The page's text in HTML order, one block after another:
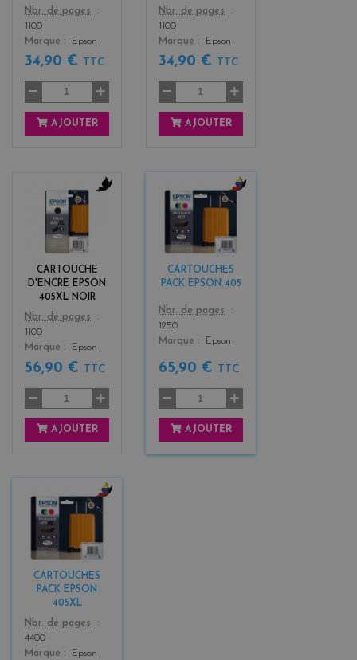
Color
Nbr. de pages
1100
Marque
Epson
34,90 € TTC
AJOUTER
Color
Nbr. de pages
1100
Marque
Epson
34,90 € TTC
AJOUTER
CARTOUCHE
D'ENCRE EPSON
405XL NOIR
Color
k
Nbr. de pages
1100
Marque
Epson
56,90 € TTC
AJOUTER
CARTOUCHES
PACK EPSON 405
Color
b
c
k
+
Nbr. de pages
1250
Marque
Epson
65,90 € TTC
AJOUTER
CARTOUCHES
PACK EPSON
405XL
Color
b
c
k
+
Nbr. de pages
4400
Marque
Epson